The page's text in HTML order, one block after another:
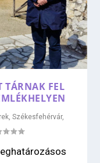
TÁRNAK FEL
,Székesfehérvár,